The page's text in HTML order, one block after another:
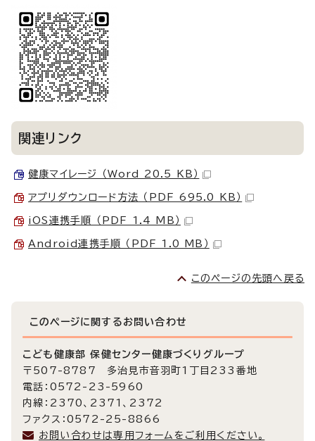
関連リンク
健康マイレージ （Word 20.5 KB）
アプリダウンロード方法 （PDF 695.0 KB）
iOS連携手順 （PDF 1.4 MB）
Android連携手順 （PDF 1.0 MB）
このページの先頭へ戻る
このページに関する お問い合わせ
こども健康部 保健センター健康づくりグループ
〒507-8787 多治見市音羽町1丁目233番地
電話：0572-23-5960
内線：2370、2371、2372
ファクス：0572-25-8866
お問い合わせは専用フォームをご利用ください。